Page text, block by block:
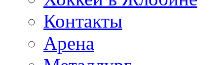
Контакты
Арена